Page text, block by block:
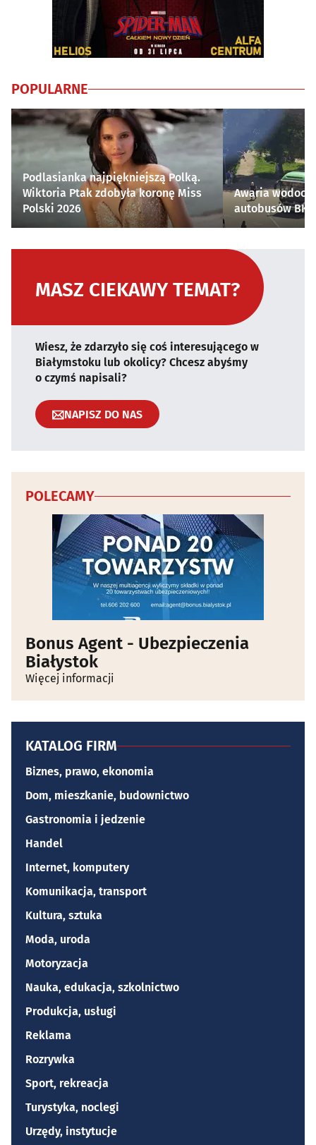
POPULARNE
Podlasianka najpiękniejszą Polką.
Wiktoria Ptak zdobyła koronę Miss
Polski 2026
Awaria
autobusów
MASZ CIEKAWY TEMAT?
Wiesz, że zdarzyło się coś interesującego w
Białymstoku lub okolicy? Chcesz abyśmy
o czymś napisali?
NAPISZ DO NAS
POLECAMY
Bonus Agent - Ubezpieczenia
Białystok
Więcej informacji
KATALOG FIRM
Biznes, prawo, ekonomia
Dom, mieszkanie, budownictwo
Gastronomia i jedzenie
Handel
Internet, komputery
Komunikacja, transport
Kultura, sztuka
Moda, uroda
Motoryzacja
Nauka, edukacja, szkolnictwo
Produkcja, usługi
Reklama
Rozrywka
Sport, rekreacja
Turystyka, noclegi
Urzędy, instytucje